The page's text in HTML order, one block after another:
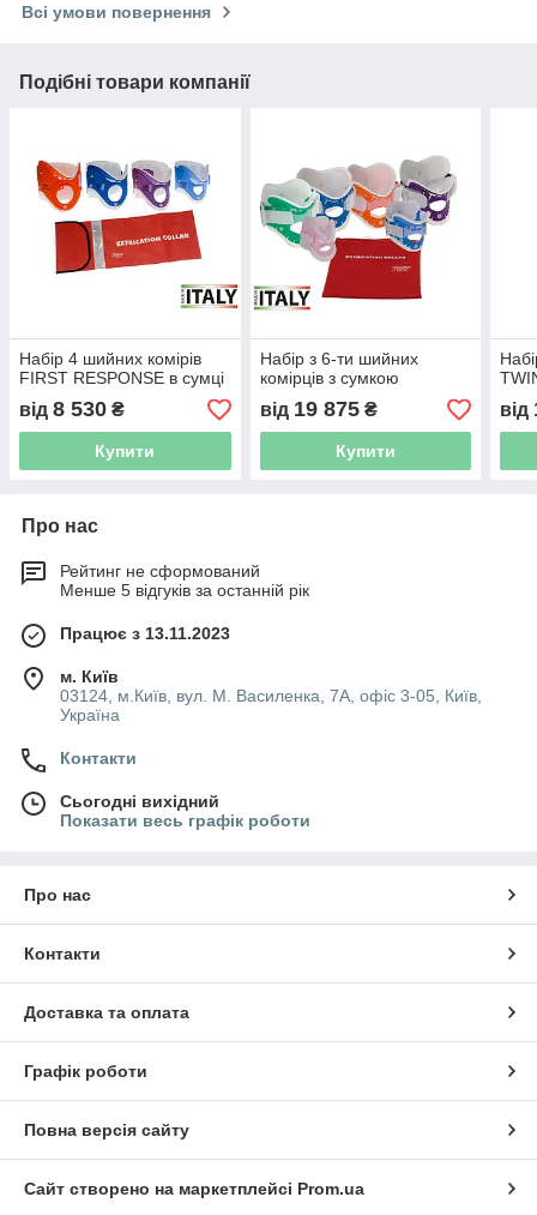
Всі умови повернення
Подібні товари компанії
Набір 4 шийних комірів
FIRST RESPONSE в сумці
від 8 530 ₴
Купити
Набір з 6-ти шийних
комірців з сумкою
від 19 875₴
Купити
від
Про нас
Рейтинг не сформований
Менше 5 відгуків за останній рік
Працює з 13.11.2023
м. Київ
03124, м.Київ, вул. М. Василенка, 7А, офіс 3-05, Київ,
Україна
Контакти
Сьогодні вихідний
Показати весь графік роботи
Про нас
Контакти
Доставка та оплата
Графік роботи
Повна версія сайту
Сайт створено на маркетплейсі Prom.ua